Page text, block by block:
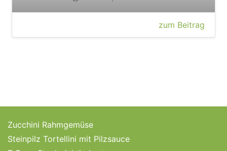
zum Beitrag
Zucchini Rahmgemüse
Steinpilz Tortellini mit Pilzsauce